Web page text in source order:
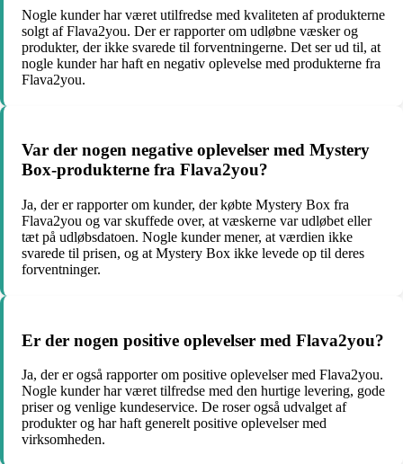
Nogle kunder har været utilfredse med kvaliteten af produkterne
solgt af Flava2you. Der er rapporter om udløbne væsker og
produkter, der ikke svarede til forventningerne. Det ser ud til, at
nogle kunder har haft en negativ oplevelse med produkterne fra
Flava2you.
Var der nogen negative oplevelser med Mystery
Box-produkterne fra Flava2you?
Ja, der er rapporter om kunder, der købte Mystery Box fra
Flava2you og var skuffede over, at væskerne var udløbet eller
tæt på udløbsdatoen. Nogle kunder mener, at værdien ikke
svarede til prisen, og at Mystery Box ikke levede op til deres
forventninger.
Er der nogen positive oplevelser med Flava2you?
Ja, der er også rapporter om positive oplevelser med Flava2you.
Nogle kunder har været tilfredse med den hurtige levering, gode
priser og venlige kundeservice. De roser også udvalget af
produkter og har haft generelt positive oplevelser med
virksomheden.